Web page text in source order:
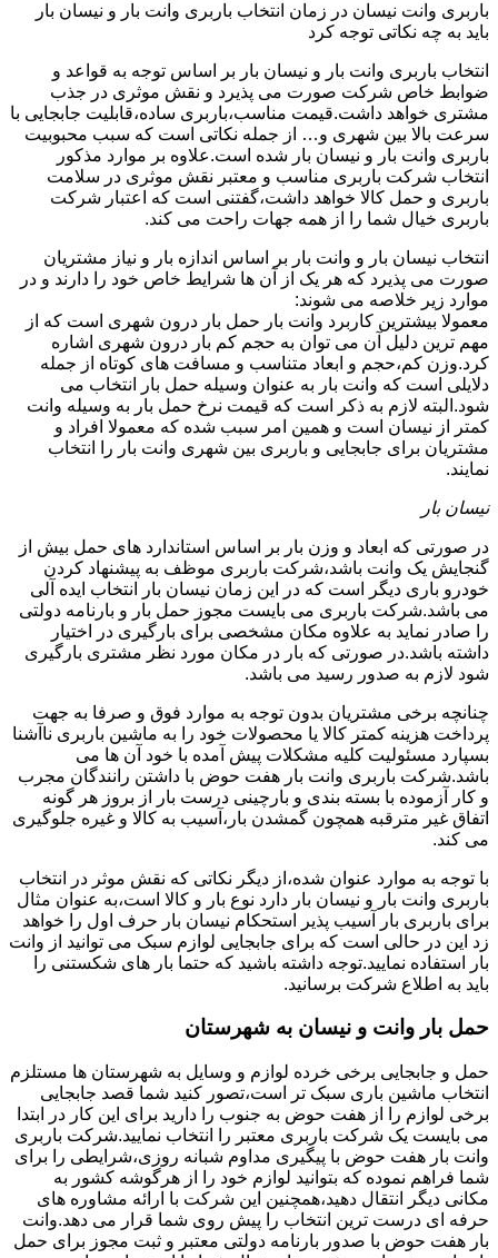
باربری وانت نیسان در زمان انتخاب باربری وانت بار و نیسان بار
باید به چه نکاتی توجه کرد
انتخاب باربری وانت بار و نیسان بار بر اساس توجه به قواعد و
ضوابط خاص شرکت صورت می پذیرد و نقش موثری در جذب
مشتری خواهد داشت.قیمت مناسب،باربری ساده،قابلیت جابجایی با
سرعت بالا بین شهری و… از جمله نکاتی است که سبب محبوبیت
باربری وانت بار و نیسان بار شده است.علاوه بر موارد مذکور
انتخاب شرکت باربری مناسب و معتبر نقش موثری در سلامت
باربری و حمل کالا خواهد داشت،گفتنی است که اعتبار شرکت
باربری خیال شما را از همه جهات راحت می کند.
انتخاب نیسان بار و وانت بار بر اساس اندازه بار و نیاز مشتریان
صورت می پذیرد که هر یک از آن ها شرایط خاص خود را دارند و در
موارد زیر خلاصه می شوند:
معمولا بیشترین کاربرد وانت بار حمل بار درون شهری است که از
مهم ترین دلیل آن می توان به حجم کم بار درون شهری اشاره
کرد.وزن کم،حجم و ابعاد متناسب و مسافت های کوتاه از جمله
دلایلی است که وانت بار به عنوان وسیله حمل بار انتخاب می
شود.البته لازم به ذکر است که قیمت نرخ حمل بار به وسیله وانت
کمتر از نیسان است و همین امر سبب شده که معمولا افراد و
مشتریان برای جابجایی و باربری بین شهری وانت بار را انتخاب
نمایند.
نیسان بار
در صورتی که ابعاد و وزن بار بر اساس استاندارد های حمل بیش از
گنجایش یک وانت باشد،شرکت باربری موظف به پیشنهاد کردن
خودرو باری دیگر است که در این زمان نیسان بار انتخاب ایده آلی
می باشد.شرکت باربری می بایست مجوز حمل بار و بارنامه دولتی
را صادر نماید به علاوه مکان مشخصی برای بارگیری در اختیار
داشته باشد.در صورتی که بار در مکان مورد نظر مشتری بارگیری
شود لازم به صدور رسید می باشد.
چنانچه برخی مشتریان بدون توجه به موارد فوق و صرفا به جهت
پرداخت هزینه کمتر کالا یا محصولات خود را به ماشین باربری ناآشنا
بسپارد مسئولیت کلیه مشکلات پیش آمده با خود آن ها می
باشد.شرکت باربری وانت بار هفت حوض با داشتن رانندگان مجرب
و کار آزموده با بسته بندی و بارچینی درست بار از بروز هر گونه
اتفاق غیر مترقبه همچون گمشدن بار،آسیب به کالا و غیره جلوگیری
می کند.
با توجه به موارد عنوان شده،از دیگر نکاتی که نقش موثر در انتخاب
باربری وانت بار و نیسان بار دارد نوع بار و کالا است،به عنوان مثال
برای باربری بار آسیب پذیر استحکام نیسان بار حرف اول را خواهد
زد این در حالی است که برای جابجایی لوازم سبک می توانید از وانت
بار استفاده نمایید.توجه داشته باشید که حتما بار های شکستنی را
باید به اطلاع شرکت برسانید.
حمل بار وانت و نیسان به شهرستان
حمل و جابجایی برخی خرده لوازم و وسایل به شهرستان ها مستلزم
انتخاب ماشین باری سبک تر است،تصور کنید شما قصد جابجایی
برخی لوازم را از هفت حوض به جنوب را دارید برای این کار در ابتدا
می بایست یک شرکت باربری معتبر را انتخاب نمایید.شرکت باربری
وانت بار هفت حوض با پیگیری مداوم شبانه روزی،شرایطی را برای
شما فراهم نموده که بتوانید لوازم خود را از هرگوشه کشور به
مکانی دیگر انتقال دهید،همچنین این شرکت با ارائه مشاوره های
حرفه ای درست ترین انتخاب را پیش روی شما قرار می دهد.وانت
بار هفت حوض با صدور بارنامه دولتی معتبر و ثبت مجوز برای حمل